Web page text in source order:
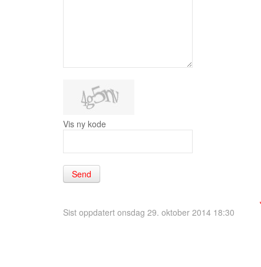
Vis ny kode
Send
Sist oppdatert onsdag 29. oktober 2014 18:30